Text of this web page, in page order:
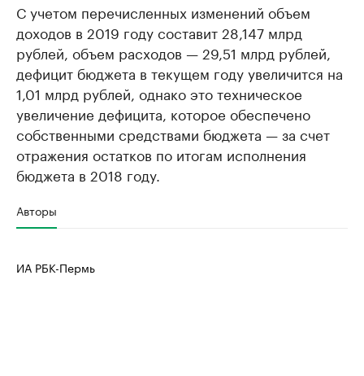
С учетом перечисленных изменений объем
доходов в 2019 году составит 28,147 млрд
рублей, объем расходов — 29,51 млрд рублей,
дефицит бюджета в текущем году увеличится на
1,01 млрд рублей, однако это техническое
увеличение дефицита, которое обеспечено
собственными средствами бюджета — за счет
отражения остатков по итогам исполнения
бюджета в 2018 году.
Авторы
ИА РБК-Пермь